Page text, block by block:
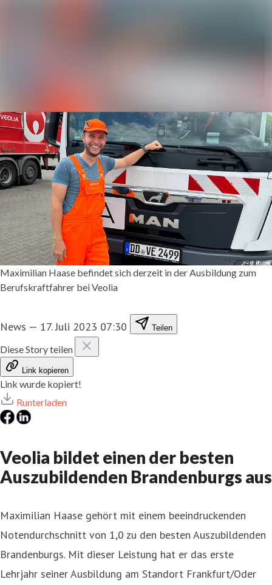
Maximilian Haase befindet sich derzeit in der Ausbildung zum
Berufskraftfahrer bei Veolia
News — 17. Juli 2023 07:30 Teilen
Diese Story teilen
Link kopieren
Link wurde kopiert!
Runterladen
Veolia bildet einen der besten
Auszubildenden Brandenburgs aus
Maximilian Haase gehört mit einem beeindruckenden
Notendurchschnitt von 1,0 zu den besten Auszubildenden
Brandenburgs. Mit dieser Leistung hat er das erste
Lehrjahr seiner Ausbildung am Standort Frankfurt/Oder